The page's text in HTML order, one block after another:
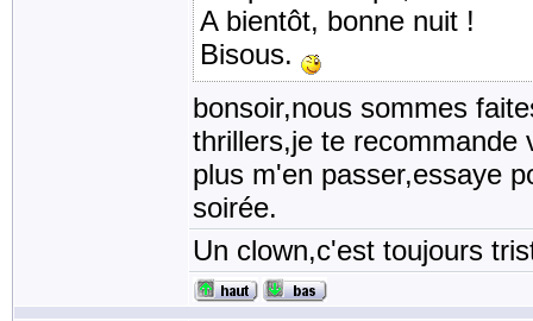
A bientôt, bonne nuit !
Bisous.
bonsoir,nous sommes
thrillers,je te recommande
plus m'en passer,essaye
soirée.
Un clown,c'est toujours